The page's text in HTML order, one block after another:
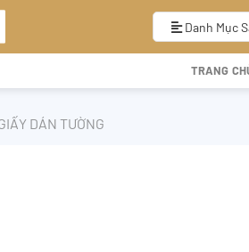
Danh Mục
TRANG
DÁN TƯỜNG